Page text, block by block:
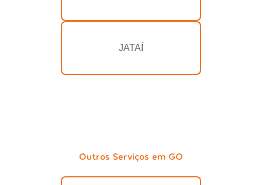
JATAÍ
Outros Serviços em GO